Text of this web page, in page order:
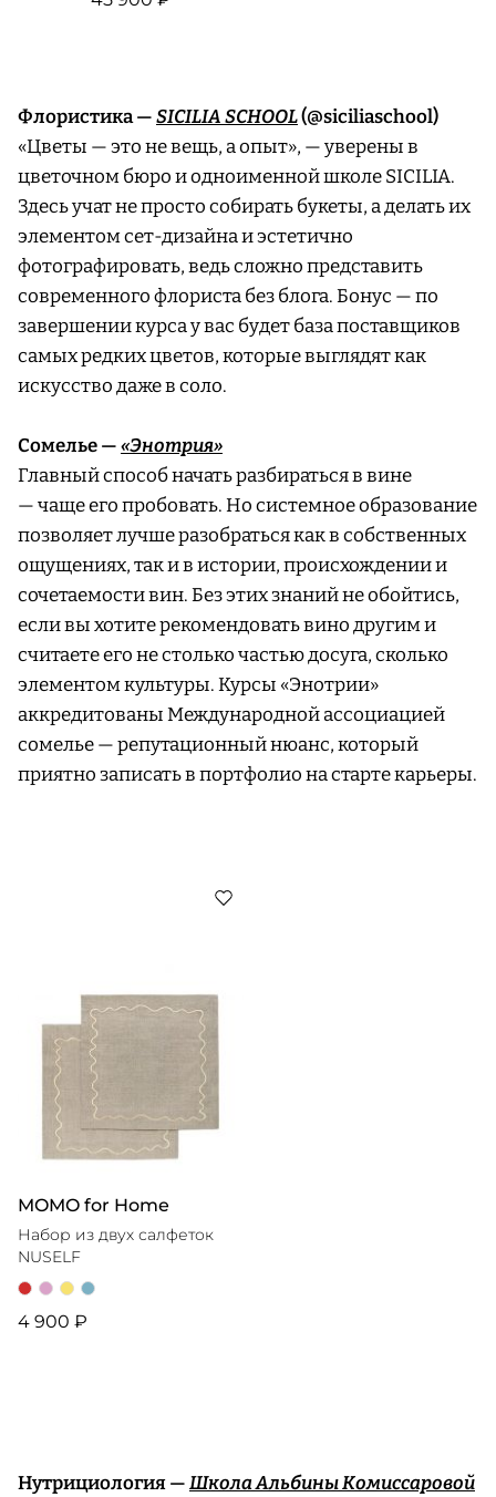
Флористика —SICILIA SCHOOL(@siciliaschool)
«Цветы — это не вещь, а опыт», — уверены в
цветочном бюро и одноименной школе SICILIA.
Здесь учат не просто собирать букеты, а делать их
элементом сет-дизайна и эстетично
фотографировать, ведь сложно представить
современного флориста без блога. Бонус — по
завершении курса у вас будет база поставщиков
самых редких цветов, которые выглядят как
искусство даже в соло.
Сомелье —«Энотрия»
Главный способ начать разбираться в вине
— чаще его пробовать. Но системное образование
позволяет лучше разобраться как в собственных
ощущениях, так и в истории, происхождении и
сочетаемости вин. Без этих знаний не обойтись,
если вы хотите рекомендовать вино другим и
считаете его не столько частью досуга, сколько
элементом культуры. Курсы «Энотрии»
аккредитованы Международной ассоциацией
сомелье — репутационный нюанс, который
приятно записать в портфолио на старте карьеры.
MOMO for Home
Набор из двух салфеток
NUSELF
4 900 ₽
Нутрициология —Школа Альбины Комиссаровой